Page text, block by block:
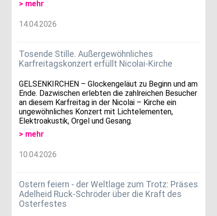
> mehr
14.04.2026
Tosende Stille. Außergewöhnliches
Karfreitagskonzert erfüllt Nicolai-Kirche
GELSENKIRCHEN – Glockengeläut zu Beginn und am
Ende. Dazwischen erlebten die zahlreichen Besucher
an diesem Karfreitag in der Nicolai – Kirche ein
ungewöhnliches Konzert mit Lichtelementen,
Elektroakustik, Orgel und Gesang.
> mehr
10.04.2026
Ostern feiern - der Weltlage zum Trotz: Präses
Adelheid Ruck-Schröder über die Kraft des
Osterfestes